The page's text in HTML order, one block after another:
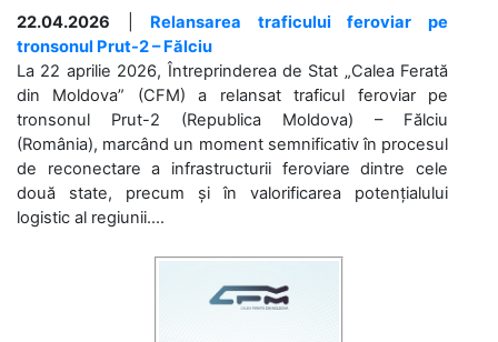
22.04.2026
Relansarea traficului feroviar pe
tronsonul Prut-2 – Fălciu
La 22 aprilie 2026, Întreprinderea de Stat „Calea Ferată
din Moldova” (CFM) a relansat traficul feroviar pe
tronsonul Prut-2 (Republica Moldova) – Fălciu
(România), marcând un moment semnificativ în procesul
de reconectare a infrastructurii feroviare dintre cele
două state, precum și în valorificarea potențialului
logistic al regiunii....